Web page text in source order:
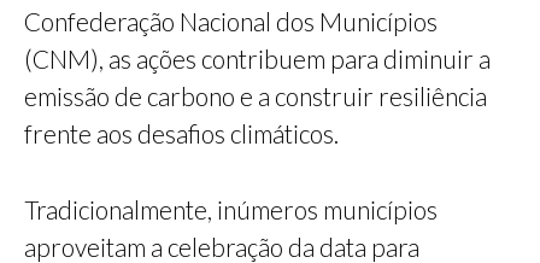
Confederação Nacional dos Municípios
(CNM), as ações contribuem para diminuir a
emissão de carbono e a construir resiliência
frente aos desafios climáticos.
Tradicionalmente, inúmeros municípios
aproveitam a celebração da data para